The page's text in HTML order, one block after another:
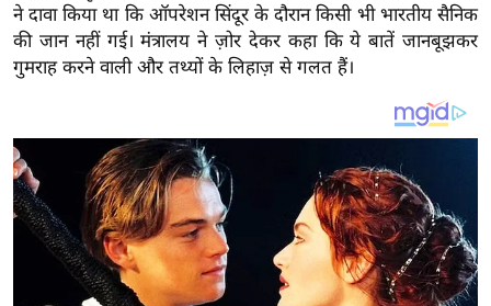
रा
य
ब
ट
खे
ल
क्रि
ने दावा किया था कि ऑपरेशन सिंदूर के दौरान किसी भी भारतीय सैनिक
की जान नहीं गई। मंत्रालय ने ज़ोर देकर कहा कि ये बातें जानबूझकर
गुमराह करने वाली और तथ्यों के लिहाज़ से गलत हैं।